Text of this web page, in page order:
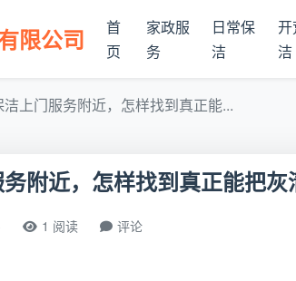
限公司
首
页
家政服
务
日常保
洁
开
洁
上门服务附近，怎样找到真正能...
附近，怎样找到真正能把灰
1 阅读 评论